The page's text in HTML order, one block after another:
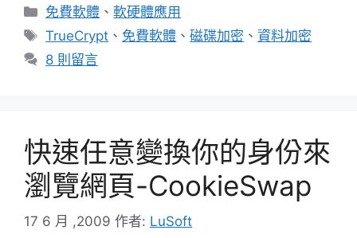
分
類
免費軟體 、軟硬體應用
標
籤
TrueCrypt 、 免費軟體 、磁碟加密 、資料加密
8 則留言
快速任意變換你的身份來
瀏覽網頁-CookieSwap
17 6 月 ,2009 作者: LuSoft